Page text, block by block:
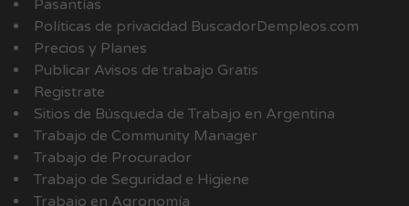
Pasantías
Políticas de privacidad BuscadorDempleos.com
Precios y Planes
Publicar Avisos de trabajo Gratis
Registrate
Sitios de Búsqueda de Trabajo en Argentina
Trabajo de Community Manager
Trabajo de Procurador
Trabajo de Seguridad e Higiene
Trabajo en Agronomía